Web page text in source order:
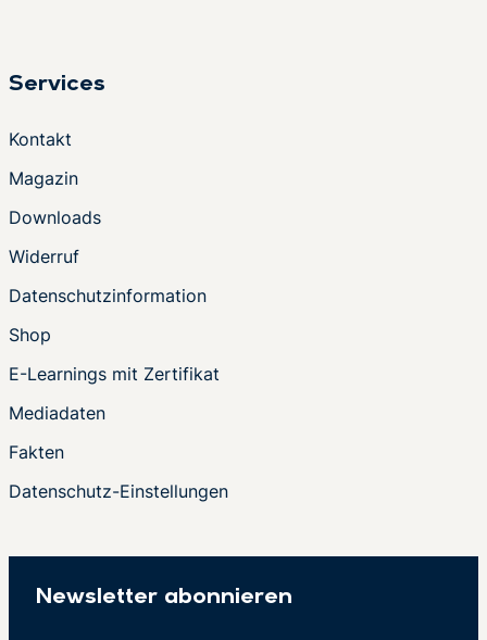
Services
Kontakt
Magazin
Downloads
Widerruf
Datenschutzinformation
Shop
E-Learnings mit Zertifikat
Mediadaten
Fakten
Datenschutz-Einstellungen
Newsletter abonnieren